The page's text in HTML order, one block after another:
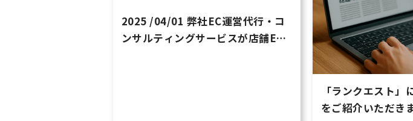
2025 /04/01 弊社EC運営代行・コ
ンサルティングサービスが店舗EC
「ランクエスト」
をご紹介いただき